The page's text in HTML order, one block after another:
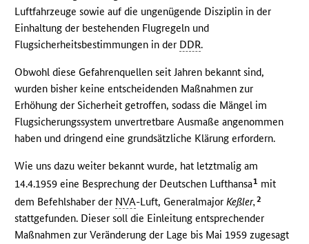
Luftfahrzeuge sowie auf die ungenügende Disziplin in der
Einhaltung der bestehenden Flugregeln und
Flugsicherheitsbestimmungen in der DDR.
Obwohl diese Gefahrenquellen seit Jahren bekannt sind,
wurden bisher keine entscheidenden Maßnahmen zur
Erhöhung der Sicherheit getroffen, sodass die Mängel im
Flugsicherungssystem unvertretbare Ausmaße angenommen
haben und dringend eine grundsätzliche Klärung erfordern.
Wie uns dazu weiter bekannt wurde, hat letztmalig am
14.4.1959 eine Besprechung der Deutschen Lufthansa1 mit
dem Befehlshaber der NVA-Luft, GeneralmajorKeßler,2
stattgefunden. Dieser soll die Einleitung entsprechender
Maßnahmen zur Veränderung der Lage bis Mai 1959 zugesagt